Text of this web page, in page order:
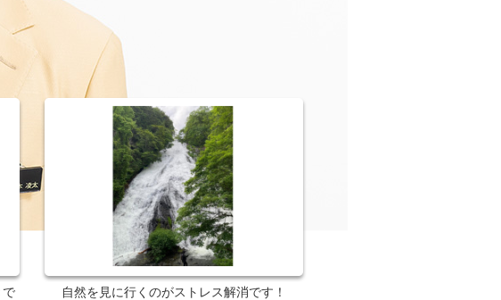
で
自然を見に行くのがストレス解消です！